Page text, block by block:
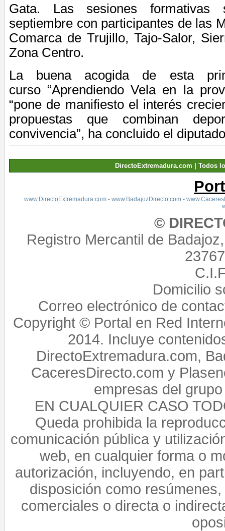
Gata. Las sesiones formativas
septiembre con participantes de las
Comarca de Trujillo, Tajo-Salor,
Zona Centro.
La buena acogida de esta
curso “Aprendiendo Vela en la
“pone de manifiesto el interés
propuestas que combinan
convivencia”, ha concluido el
DirectoExtremadura.com | Todos
www.DirectoExtremadura.com- www.BadajozDirecto.com-
©
Registro Mercantil de
Domicilio
Correo electrónico de
Copyright © Portal en Red
2014. Incluye
DirectoExtremadura.com,
CaceresDirecto.com y
empresas del
EN CUALQUIER CASO
Queda prohibida la
comunicación pública y
web, en cualquier forma o
autorización, incluyendo, en
disposición como
comerciales o directa o